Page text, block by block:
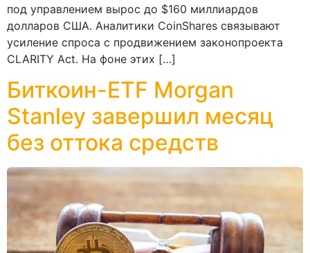
под управлением вырос до $160 миллиардов
долларов США. Аналитики CoinShares связывают
усиление спроса с продвижением законопроекта
CLARITY Act. На фоне этих […]
Биткоин-ETF Morgan
Stanley завершил месяц
без оттока средств